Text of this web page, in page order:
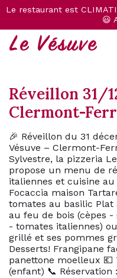
Le restaurant est
😃
Réveillon 31/
Clermont-
🎉 Réveillon du 31
Vésuve – Clermont-
Sylvestre, la pizzeria
propose un menu de
italiennes et cuisine
Focaccia maison
tomates au basilic Plat
au feu de bois (cèpes
- tomates italiennes)
grillé et ses pommes
Desserts! Frangipane
panettone moelleux 💶
(enfant) 📞 Réservation